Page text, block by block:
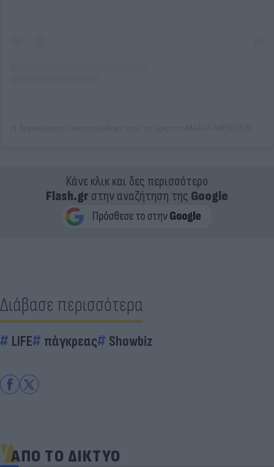
Κάνε κλικ και δες περισσότερο
Flash.grστην αναζήτηση της Google
Διάβασε περισσότερα
LIFE πάγκρεας Showbiz
ΑΠΟ ΤΟ ΔΙΚΤΥΟ